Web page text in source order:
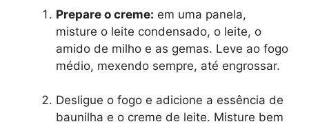
Prepare o creme: em uma panela,
misture o leite condensado, o leite, o
amido de milho e as gemas. Leve ao fogo
médio, mexendo sempre, até engrossar.
Desligue o fogo e adicione a essência de
baunilha e o creme de leite. Misture bem